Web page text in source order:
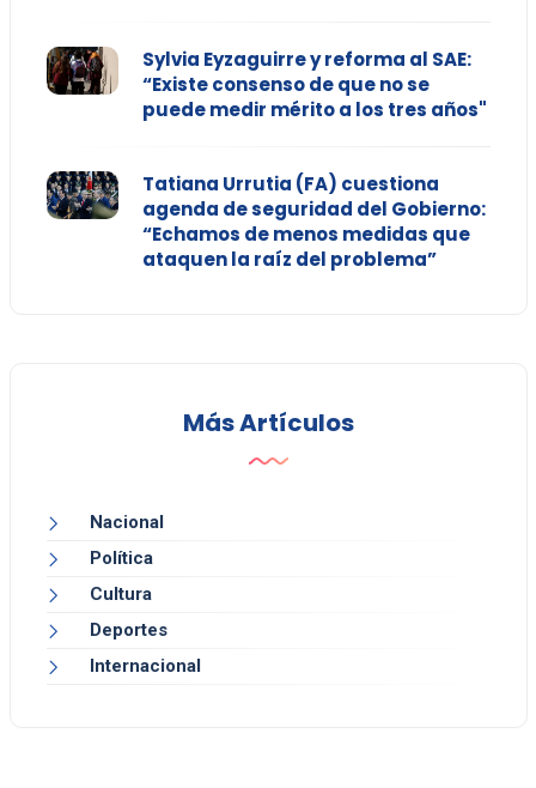
Sylvia Eyzaguirre y reforma al SAE:
“Existe consenso de que no se
puede medir mérito a los tres años"
Tatiana Urrutia (FA) cuestiona
agenda de seguridad del Gobierno:
“Echamos de menos medidas que
ataquen la raíz del problema”
Más Artículos
Nacional
Política
Cultura
Deportes
Internacional